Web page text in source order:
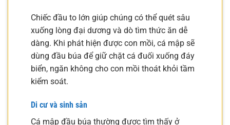
Chiếc đầu to lớn giúp chúng có thể quét sâu
xuống lòng đại dương và dò tìm thức ăn dễ
dàng. Khi phát hiện được con mồi, cá mập sẽ
dùng đầu búa để giữ chặt cá đuối xuống đáy
biển, ngăn không cho con mồi thoát khỏi tầm
kiểm soát.
Di cư và sinh sản
Cá mập đầu búa thường được tìm thấy ở